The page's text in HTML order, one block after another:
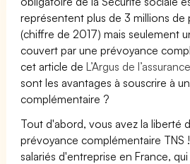
représentent plus de 3 millions de
(chiffre de 2017) mais seulement
couvert par une prévoyance
cet article deL’Argus de
sont les avantages à souscrire à
complémentaire ?
Tout d'abord, vous avez la liberté
prévoyance complémentaire TNS
salariés d'entreprise en France,